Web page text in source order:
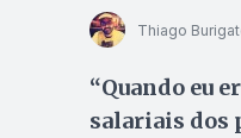
Thiago
“Quando eu
salariais dos